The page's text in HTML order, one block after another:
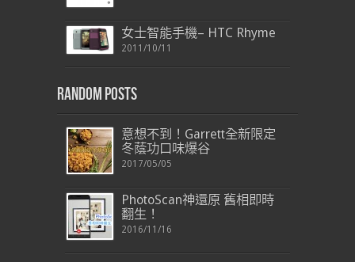
女士智能手機– HTC Rhyme
2011/10/11
Random Posts
意想不到！Garrett全新限定
冬蔭功口味爆谷
2017/05/05
PhotoScan神還原 舊相即時
翻生！
2016/11/16